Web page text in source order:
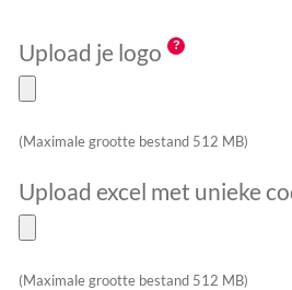
Upload je logo
(Maximale grootte bestand 512 MB)
Upload excel met unieke
(Maximale grootte bestand 512 MB)